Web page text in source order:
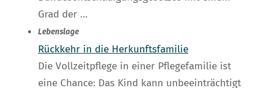
Grad der …
Lebenslage
Rückkehr in die Herkunftsfamilie
Die Vollzeitpflege in einer Pflegefamilie ist
eine Chance: Das Kind kann unbeeinträchtigt